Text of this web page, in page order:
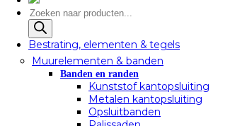
Producten
zoeken
Bestrating, elementen & tegels
Muurelementen & banden
Banden en randen
Kunststof kantopsluiting
Metalen kantopsluiting
Opsluitbanden